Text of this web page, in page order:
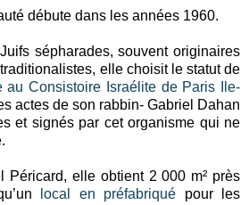
débute dans les années 1960.
sépharades, souvent originaires
elle choisit le statut de
au Consistoire Israélite de Paris Ile-
actes de son rabbin- Gabriel Dahan
et signés par cet organisme qui ne
Péricard, elle obtient 2 000 m² près
local en préfabriqué pour les